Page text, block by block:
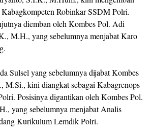
Kabagkompeten Robinkar SSDM Polri.
diemban oleh Kombes Pol. Adi
M.H., yang sebelumnya menjabat Karo
Sulsel yang sebelumnya dijabat Kombes
M.Si., kini diangkat sebagai Kabagrenops
Posisinya digantikan oleh Kombes Pol.
yang sebelumnya menjabat Analis
Kurikulum Lemdik Polri.